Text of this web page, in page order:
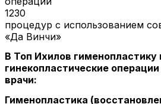
1230
процедур с использованием
«Да Винчи»
В Топ Ихилов гименопластику
гинекопластические
врачи:
Гименопластика